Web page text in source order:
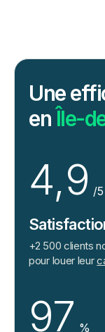
Une
en Île-
4,9 /5
+2 500 clients
pour louer leur
97 %